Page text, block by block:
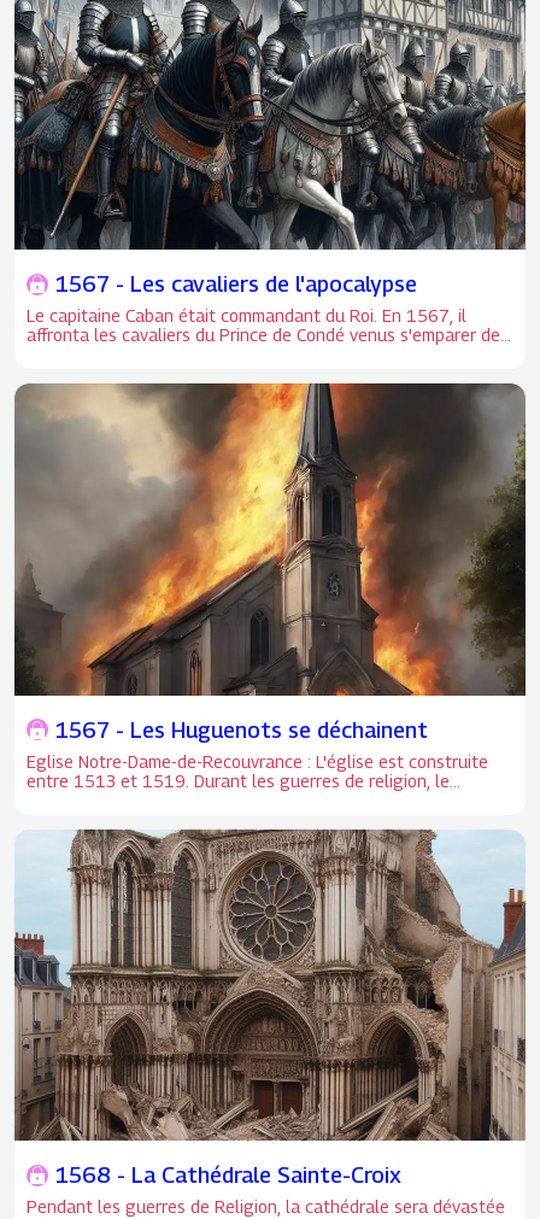
1567 - Les cavaliers de l'apocalypse
Le capitaine Caban était commandant du Roi. En 1567, il
affronta les cavaliers du Prince de Condé venus s'emparer de
1567 - Les Huguenots se déchainent
Eglise Notre-Dame-de-Recouvrance : L'église est construite
entre 1513 et 1519. Durant les guerres de religion, le
Dame-de-Recouvrance : L'église est construite entre 1513 et
1519. Durant les guerres de religion, le bâtiment, comme
d'autres églises de la ville, est incendié par les protestants
(huguenots) en 1562 et 1567. Les charpentes seront
détruites, mais l'édifice sera rapidement reconstruit.
1568 - La Cathédrale Sainte-Croix
Pendant les guerres de Religion, la cathédrale sera dévastée